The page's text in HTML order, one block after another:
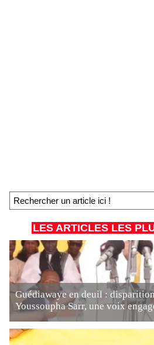
LES ARTICLES LES
Guédiawaye en deuil :
Youssoupha Sarr, une voix